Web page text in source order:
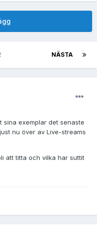
NÄSTA
sina exemplar det senaste
nu över av Live-streams
att titta och vilka har suttit